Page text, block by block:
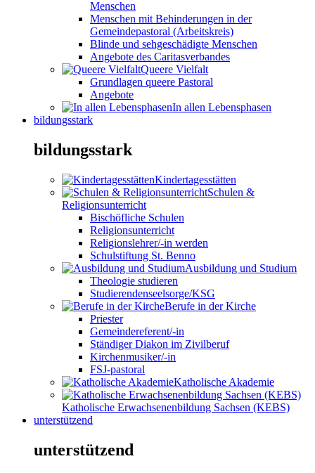
Menschen
Menschen mit Behinderungen in der
Gemeindepastoral (Arbeitskreis)
Blinde und sehgeschädigte Menschen
Angebote des Caritasverbandes
Queere Vielfalt
Grundlagen queere Pastoral
Angebote
In allen Lebensphasen
bildungsstark
bildungsstark
Kindertagesstätten
Schulen &
Religionsunterricht
Bischöfliche Schulen
Religionsunterricht
Religionslehrer/-in werden
Schulstiftung St. Benno
Ausbildung und Studium
Theologie studieren
Studierendenseelsorge/KSG
Berufe in der Kirche
Priester
Gemeindereferent/-in
Ständiger Diakon im Zivilberuf
Kirchenmusiker/-in
FSJ-pastoral
Katholische Akademie
Katholische Erwachsenenbildung Sachsen (KEBS)
unterstützend
unterstützend